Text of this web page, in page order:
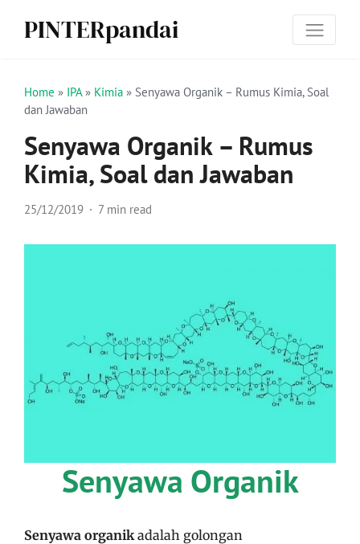
PINTERpandai
Home » IPA» Kimia » Senyawa Organik – Rumus Kimia, Soal
dan Jawaban
Senyawa Organik – Rumus
Kimia, Soal dan Jawaban
25/12/2019 7 min read
Senyawa Organik
Senyawa organik adalah golongan